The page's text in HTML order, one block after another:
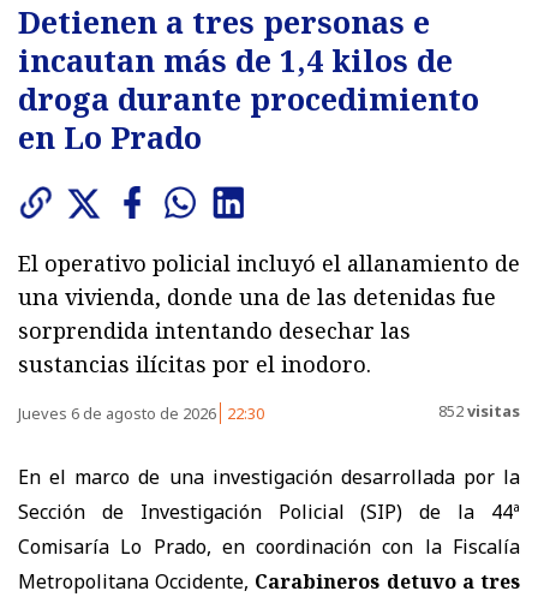
Detienen a tres personas e
incautan más de 1,4 kilos de
droga durante procedimiento
en Lo Prado
El operativo policial incluyó el allanamiento de
una vivienda, donde una de las detenidas fue
sorprendida intentando desechar las
sustancias ilícitas por el inodoro.
Jueves 6 de agosto de 2026 22:30 852visitas
En el marco de una investigación desarrollada por la
Sección de Investigación Policial (SIP) de la 44ª
Comisaría Lo Prado, en coordinación con la Fiscalía
Metropolitana Occidente, Carabineros detuvo a tres